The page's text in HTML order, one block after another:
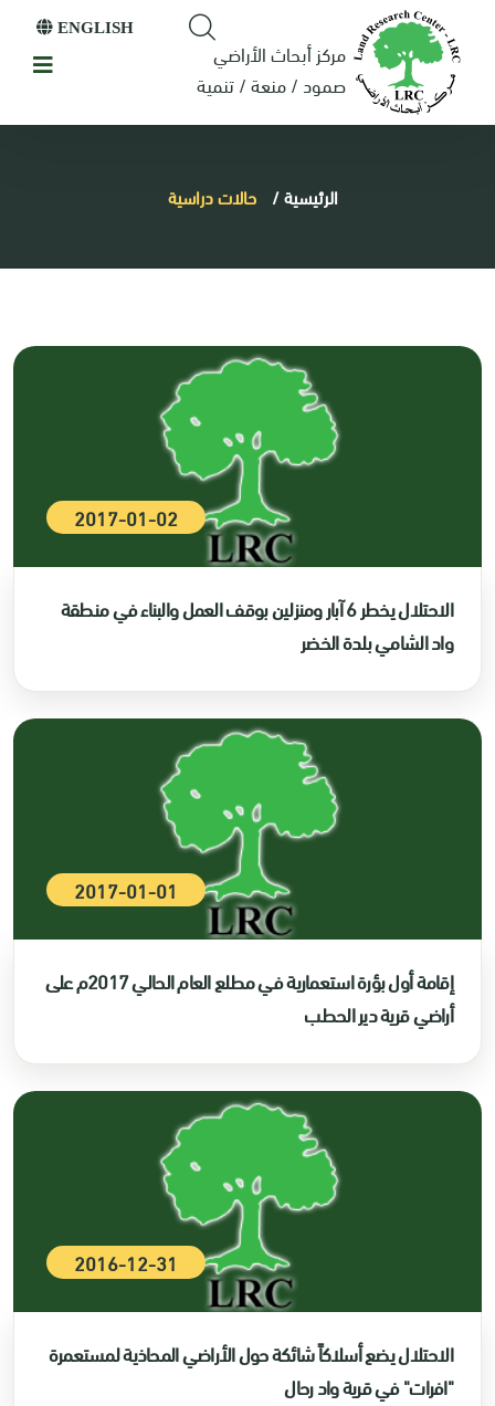
مركز أبحاث الأراضي
صمود / منعة / تنمية
ENGLISH
الرئيسية/ حالات دراسية
2017-01-02
الاحتلال يخطر 6 آبار ومنزلين بوقف العمل والبناء في منطقة
واد الشامي بلدة الخضر
2017-01-01
إقامة أول بؤرة استعمارية في مطلع العام الحالي 2017م على
أراضي قرية دير الحطب
2016-12-31
الاحتلال يضع أسلاكاً شائكة حول الأراضي المحاذية لمستعمرة
"افرات" في قرية واد رحال